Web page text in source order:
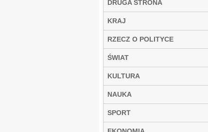
DRUGA STRONA
KRAJ
RZECZ O POLITYCE
ŚWIAT
KULTURA
NAUKA
SPORT